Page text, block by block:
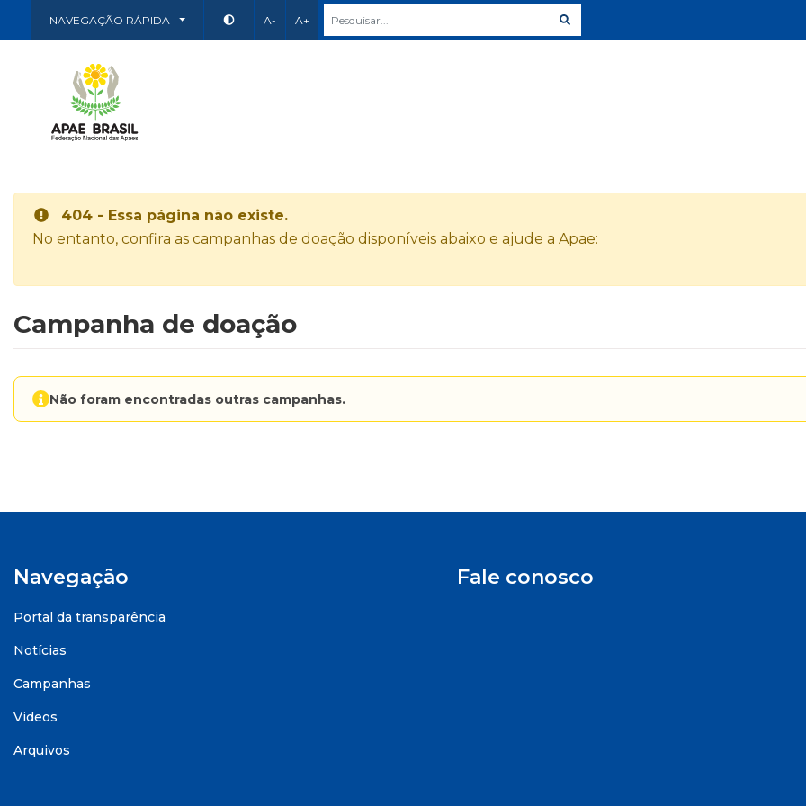
NAVEGAÇÃO RÁPIDA A- A+
404 - Essa página não existe.
No entanto, confira as campanhas de doação disponíveis abaixo e ajude a Apae:
Campanha de doação
Não foram encontradas outras campanhas.
Navegação
Portal da transparência
Notícias
Campanhas
Videos
Arquivos
Fale conosco